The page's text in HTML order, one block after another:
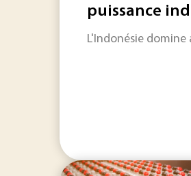
puissance
L'Indonésie